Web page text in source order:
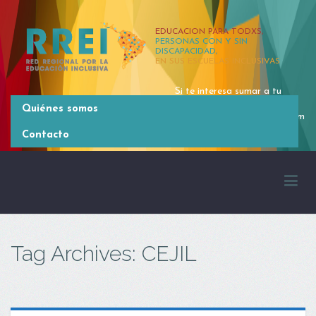
EDUCACION PARA TODXS,
PERSONAS CON Y SIN
DISCAPACIDAD,
EN SUS ESCUELAS INCLUSIVAS
Si te interesa sumar a tu
rrei.latinoamerica@gmail.com
Quiénes somos
Contacto
Tag Archives: CEJIL